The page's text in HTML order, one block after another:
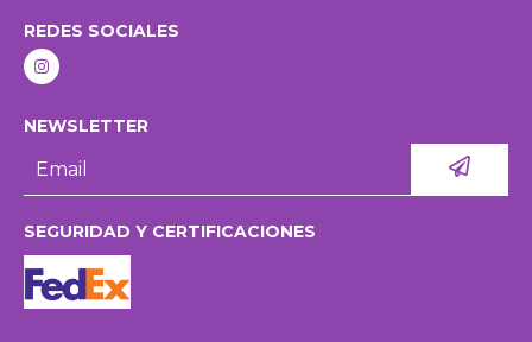
REDES SOCIALES
NEWSLETTER
SEGURIDAD Y CERTIFICACIONES